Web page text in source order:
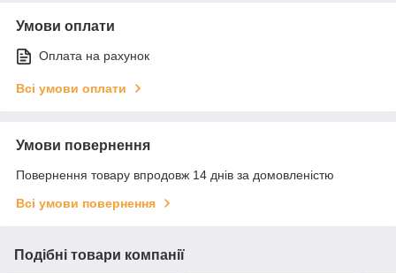
Умови оплати
Оплата на рахунок
Всі умови оплати
Умови повернення
Повернення товару впродовж 14 днів за домовленістю
Всі умови повернення
Подібні товари компанії